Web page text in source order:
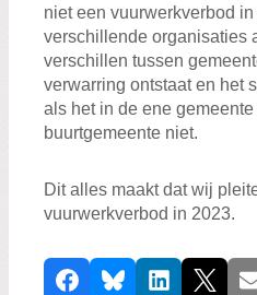
niet een vuurwerkverbod
verschillende organisaties
verschillen tussen
verwarring ontstaat en het
als het in de ene
buurtgemeente niet.
Dit alles maakt dat wij
vuurwerkverbod in 2023.
D
FacebookBlueskyLinkedIn
X